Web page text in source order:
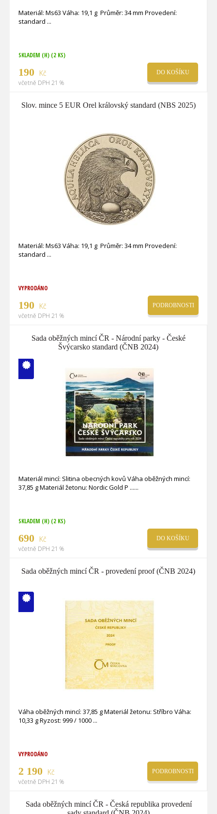
Materiál: Ms63 Váha: 19,1 g Průměr: 34 mm Provedení:
standard
SKLADEM (H) (2 KS)
190 Kč
včetně DPH 21 %
DO KOŠÍKU
Slov. mince 5 EUR Orel královský standard (NBS 2025)
Materiál: Ms63 Váha: 19,1 g Průměr: 34 mm Provedení:
standard
VYPRODÁNO
190 Kč
včetně DPH 21 %
PODROBNOSTI
Sada oběžných mincí ČR - Národní parky - České
Švýcarsko standard (ČNB 2024)
V ČM zcela
Materiál mincí: Slitina obecných kovů Váha oběžných mincí:
37,85 g Materiál žetonu: Nordic Gold P ...
SKLADEM (H) (2 KS)
690 Kč
včetně DPH 21 %
DO KOŠÍKU
Sada oběžných mincí ČR - provedení proof (ČNB 2024)
V ČM zcela
Váha oběžných mincí: 37,85 g Materiál žetonu: Stříbro Váha:
10,33 g Ryzost: 999 / 1000
VYPRODÁNO
2 190 Kč
včetně DPH 21 %
PODROBNOSTI
Sada oběžných mincí ČR - Česká republika provedení